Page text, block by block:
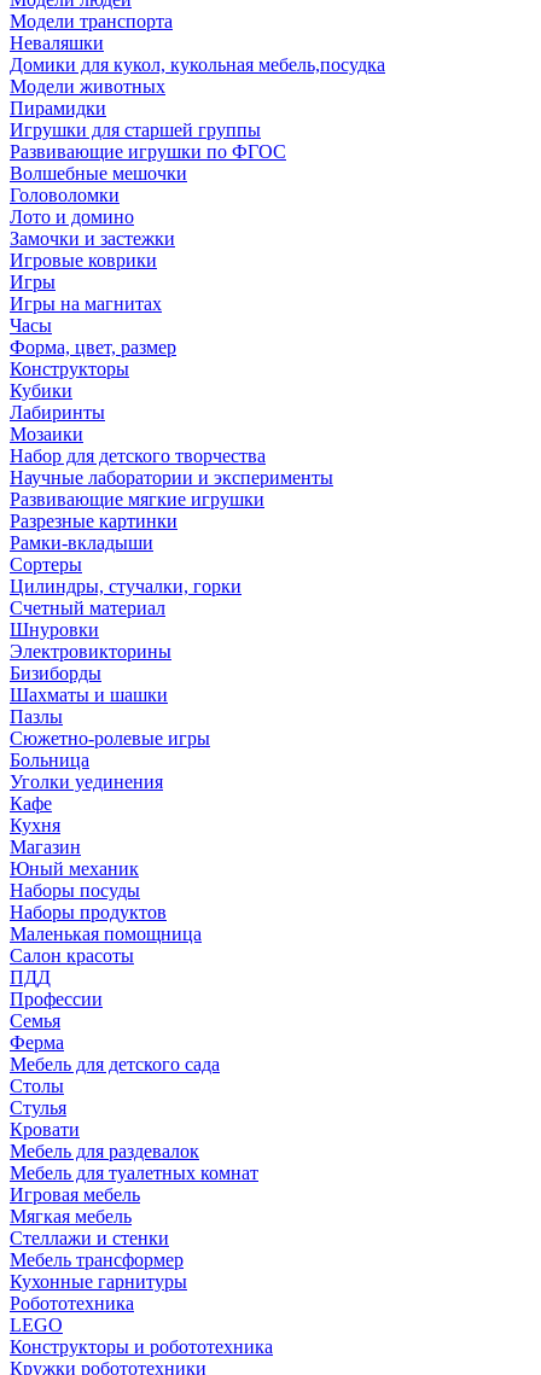
Модели транспорта
Неваляшки
Домики для кукол, кукольная мебель,посудка
Модели животных
Пирамидки
Игрушки для старшей группы
Развивающие игрушки по ФГОС
Волшебные мешочки
Головоломки
Лото и домино
Замочки и застежки
Игровые коврики
Игры
Игры на магнитах
Часы
Форма, цвет, размер
Конструкторы
Кубики
Лабиринты
Мозаики
Набор для детского творчества
Научные лаборатории и эксперименты
Развивающие мягкие игрушки
Разрезные картинки
Рамки-вкладыши
Сортеры
Цилиндры, стучалки, горки
Счетный материал
Шнуровки
Электровикторины
Бизиборды
Шахматы и шашки
Пазлы
Сюжетно-ролевые игры
Больница
Уголки уединения
Кафе
Кухня
Магазин
Юный механик
Наборы посуды
Наборы продуктов
Маленькая помощница
Салон красоты
ПДД
Профессии
Семья
Ферма
Мебель для детского сада
Столы
Cтулья
Кровати
Мебель для раздевалок
Мебель для туалетных комнат
Игровая мебель
Мягкая мебель
Стеллажи и стенки
Мебель трансформер
Кухонные гарнитуры
Робототехника
LEGO
Конструкторы и робототехника
Кружки робототехники